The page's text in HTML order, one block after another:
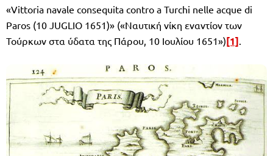
«Vittoria navale consequita contro a Turchi nelle acque di
Paros (10 JUGLIO 1651)» («Ναυτική νίκη εναντίον των
Τούρκων στα ύδατα της Πάρου, 10 Ιουλίου 1651»)[1]